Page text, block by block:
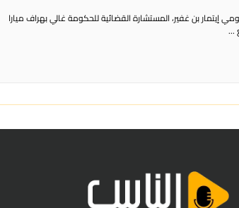
إيتمار بن غفير، المستشارة القضائية للحكومة غالي بهراف ميارا